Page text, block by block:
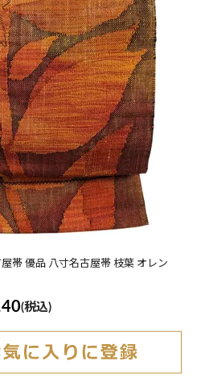
屋帯 優品 八寸名古屋帯 枝葉 オレン
(税込)